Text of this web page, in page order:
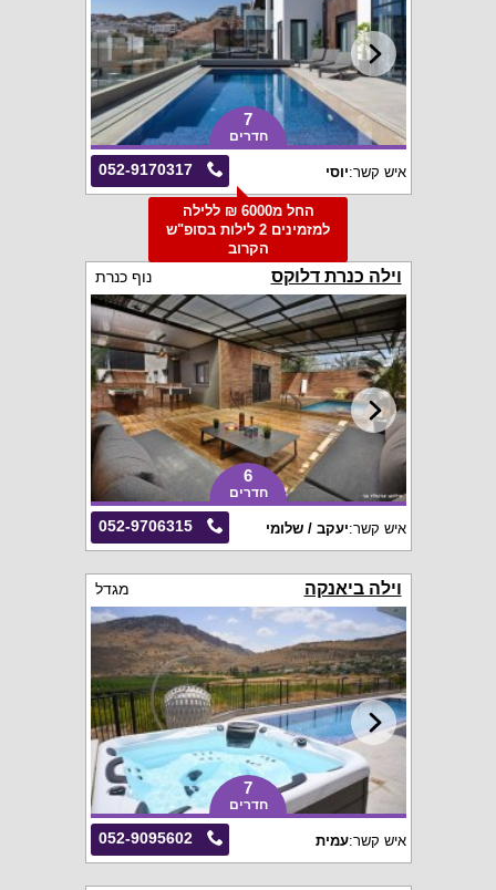
7
חדרים
052-9170317 איש קשר:יוסי
החל מ6000 ₪ ללילה
למזמינים 2 לילות בסופ"ש
הקרוב
וילה כנרת דלוקס נוף כנרת
6
חדרים
052-9706315 איש קשר:יעקב / שלומי
וילה ביאנקה מגדל
7
חדרים
052-9095602 איש קשר:עמית